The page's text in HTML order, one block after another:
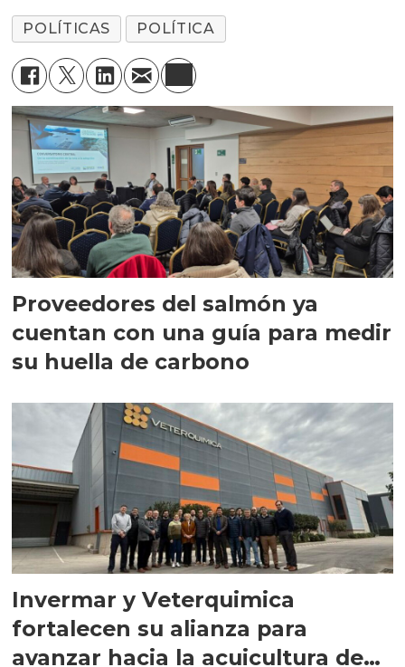
POLÍTICAS POLÍTICA
Proveedores del salmón ya
cuentan con una guía para medir
su huella de carbono
Invermar y Veterquimica
fortalecen su alianza para
avanzar hacia la acuicultura de